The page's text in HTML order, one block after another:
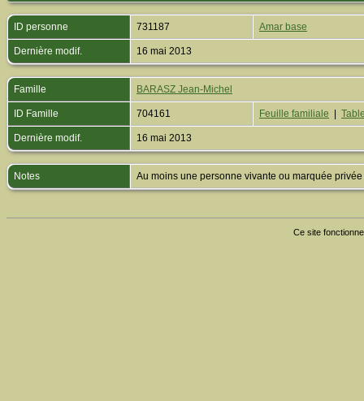
ID personne 731187 Amar base
Dernière modif. 16 mai 2013
Famille BARASZ Jean-Michel
ID Famille 704161 Feuille familiale
Dernière modif. 16 mai 2013
Notes Au moins une personne vivante ou marquée
Ce site